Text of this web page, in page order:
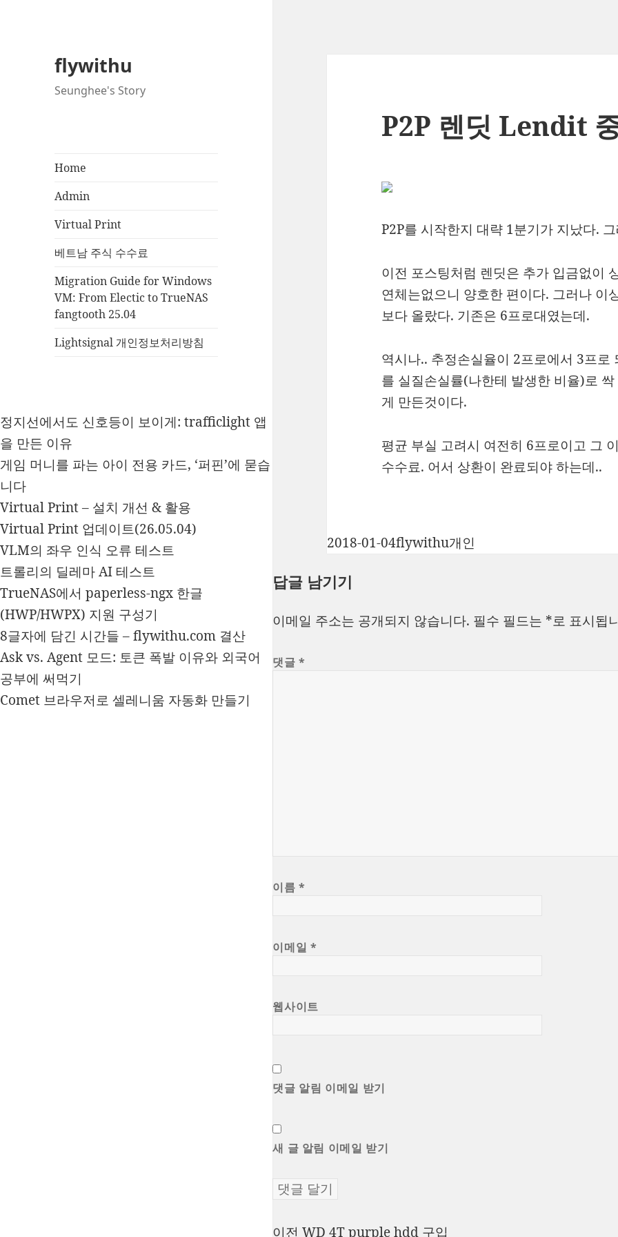
flywithu
Seunghee's Story
Home
Admin
Virtual Print
베트남 주식 수수료
Migration Guide for Windows
VM: From Electic to TrueNAS
fangtooth 25.04
Lightsignal 개인정보처리방침
정지선에서도 신호등이 보이게: trafficlight 앱
을 만든 이유
게임 머니를 파는 아이 전용 카드, ‘퍼핀’에 묻습
니다
Virtual Print – 설치 개선 & 활용
Virtual Print 업데이트(26.05.04)
VLM의 좌우 인식 오류 테스트
트롤리의 딜레마 AI 테스트
TrueNAS에서 paperless-ngx 한글
(HWP/HWPX) 지원 구성기
8글자에 담긴 시간들 – flywithu.com 결산
Ask vs. Agent 모드: 토큰 폭발 이유와 외국어
공부에 써먹기
Comet 브라우저로 셀레니움 자동화 만들기
P2P 렌딧 Lendit
P2P를 시작한지 대략 1분기가 지났다.
이전 포스팅처럼 렌딧은 추가 입금없이
연체는없으니 양호한 편이다. 그러나 이
보다 올랐다. 기존은 6프로대였는데.
역시나.. 추정손실율이 2프로에서 3프
를 실질손실률(나한테 발생한 비율)로
게 만든것이다.
평균 부실 고려시 여전히 6프로이고 그
수수료. 어서 상환이 완료되야 하는데..
작
일
2018-01-04글
flywithu카
개인
답글 남기기
이메일 주소는 공개되지 않습니다. 필수 필드는 *로 표시됩
댓글*
이름*
이메일 *
웹사이트
댓글 알림 이메일 받기
새 글 알림 이메일 받기
이전 이
WD 4T purple hdd 구입